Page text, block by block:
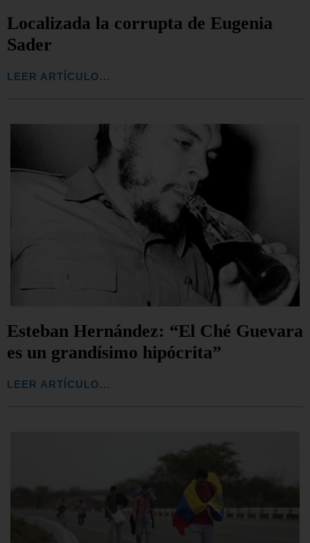
Localizada la corrupta de Eugenia
Sader
LEER ARTÍCULO...
Esteban Hernández: “El Ché Guevara
es un grandísimo hipócrita”
LEER ARTÍCULO...